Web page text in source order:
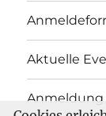
Aktuelle